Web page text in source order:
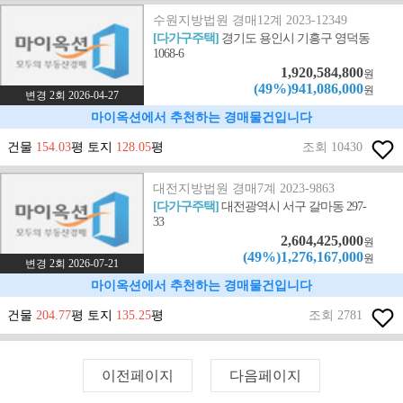
변경 2회 2026-04-27
수원지방법원 경매12계 2023-12349
[다가구주택] 경기도 용인시 기흥구 영덕동
1068-6
1,920,584,800원
(49%)941,086,000원
마이옥션에서 추천하는 경매물건입니다
건물 154.03평 토지 128.05평 조회 10430
변경 2회 2026-07-21
대전지방법원 경매7계 2023-9863
[다가구주택]대전광역시 서구 갈마동 297-
33
2,604,425,000원
(49%)1,276,167,000원
마이옥션에서 추천하는 경매물건입니다
건물 204.77평 토지 135.25평 조회 2781
이전페이지 다음페이지